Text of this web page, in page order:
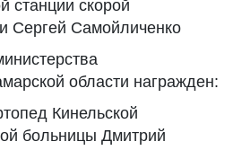
станции скорой
Сергей Самойличенко
области награжден:
Кинельской
больницы Дмитрий